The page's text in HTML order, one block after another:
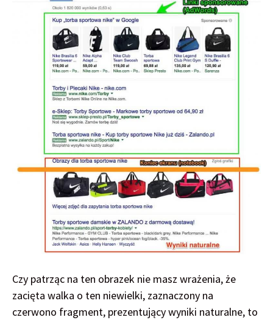
Czy patrząc na ten obrazek nie masz wrażenia, że
zacięta walka o ten niewielki, zaznaczony na
czerwono fragment, prezentujący wyniki naturalne, to